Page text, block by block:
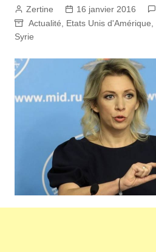
Zertine 16 janvier 2016
Actualité
Etats Unis d'Amérique
Syrie